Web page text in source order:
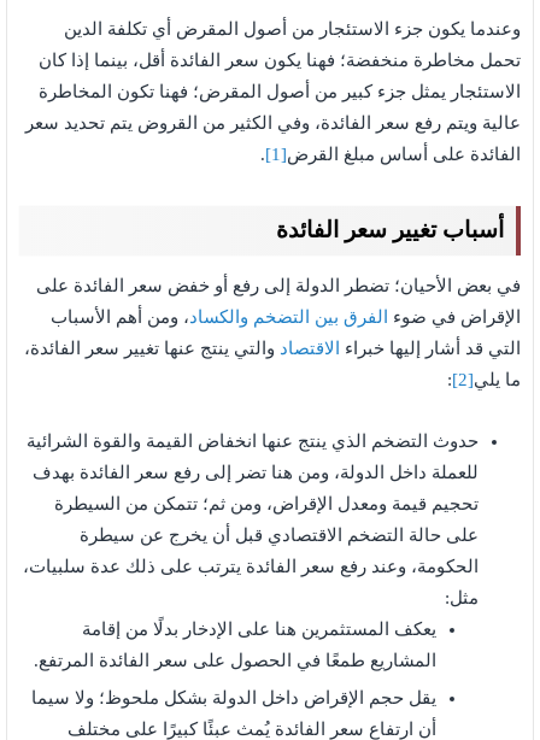
وعندما يكون جزء الاستئجار من أصول المقرض أي تكلفة الدين
تحمل مخاطرة منخفضة؛ فهنا يكون سعر الفائدة أقل، بينما إذا كان
الاستئجار يمثل جزء كبير من أصول المقرض؛ فهنا تكون المخاطرة
عالية ويتم رفع سعر الفائدة، وفي الكثير من القروض يتم تحديد سعر
الفائدة على أساس مبلغ القرض[1]
.
أسباب تغيير سعر الفائدة
في بعض الأحيان؛ تضطر الدولة إلى رفع أو خفض سعر الفائدة على
الإقراض في ضوء
الفرق بين التضخم والكساد، ومن أهم الأسباب
التي قد أشار إليها خبراء
الاقتصاد والتي ينتج عنها تغيير سعر الفائدة،
ما يلي[2]
:
حدوث التضخم الذي ينتج عنها انخفاض القيمة والقوة الشرائية
للعملة داخل الدولة، ومن هنا تضر إلى رفع سعر الفائدة بهدف
تحجيم قيمة ومعدل الإقراض، ومن ثم؛ تتمكن من السيطرة
على حالة التضخم الاقتصادي قبل أن يخرج عن سيطرة
الحكومة، وعند رفع سعر الفائدة يترتب على ذلك عدة سلبيات،
مثل:
يعكف المستثمرين هنا على الإدخار بدلًا من إقامة
المشاريع طمعًا في الحصول على سعر الفائدة المرتفع.
يقل حجم الإقراض داخل الدولة بشكل ملحوظ؛ ولا سيما
أن ارتفاع سعر الفائدة يُمث عبئًا كبيرًا على مختلف